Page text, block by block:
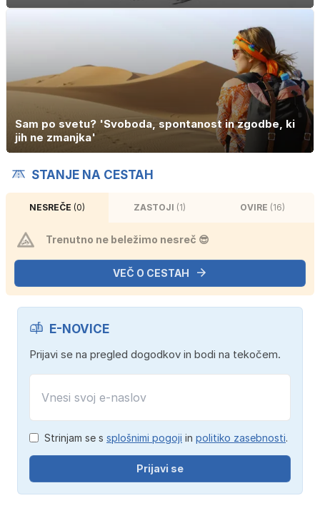
Sam po svetu? 'Svoboda, spontanost in zgodbe, ki
jih ne zmanjka'
STANJE NA CESTAH
NESREČE (0) ZASTOJI (1) OVIRE (16)
Trenutno ne beležimo nesreč 😎
VEČ O CESTAH
E-NOVICE
Prijavi se na pregled dogodkov in bodi na tekočem.
Strinjam se s splošnimi pogoji in politiko zasebnosti.
Prijavi se